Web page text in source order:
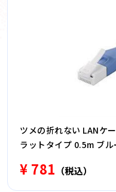
ツメの折れない LANケ
ラットタイプ 0.5m ブ
¥ 781 （税込）